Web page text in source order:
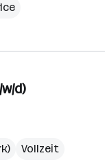
d)
Vollzeit